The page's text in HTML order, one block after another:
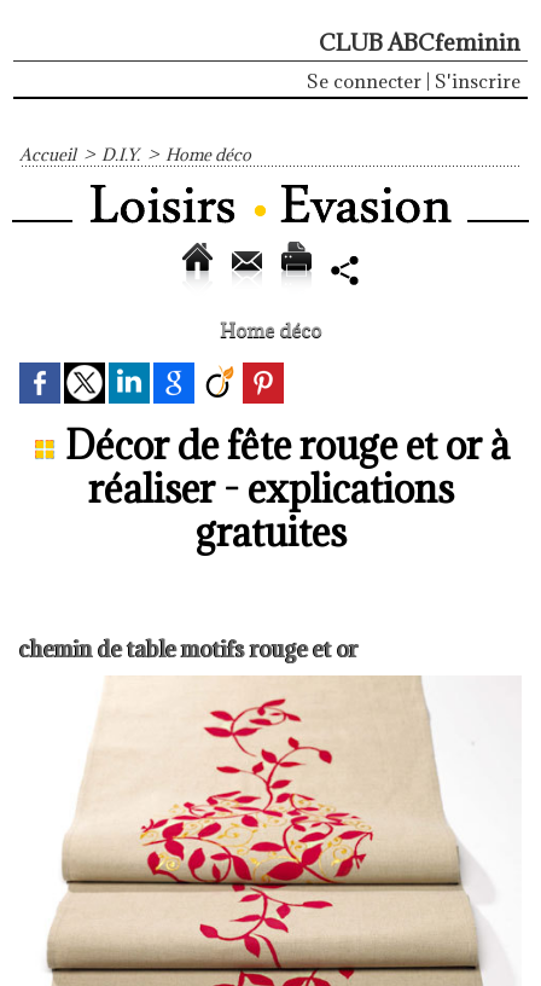
CLUB ABCfeminin
Se connecter S'inscrire
Accueil > D.I.Y. > Home déco
Home déco
Décor de fête rouge et or à
réaliser - explications
gratuites
chemin de table motifs rouge et or